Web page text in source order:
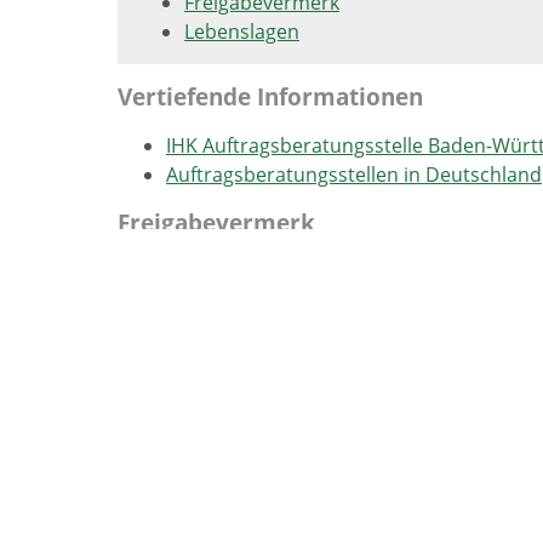
Lebenslagen
Vertiefende Informationen
IHK Auftragsberatungsstelle Baden-
Auftragsberatungsstellen in Deutschland
Freigabevermerk